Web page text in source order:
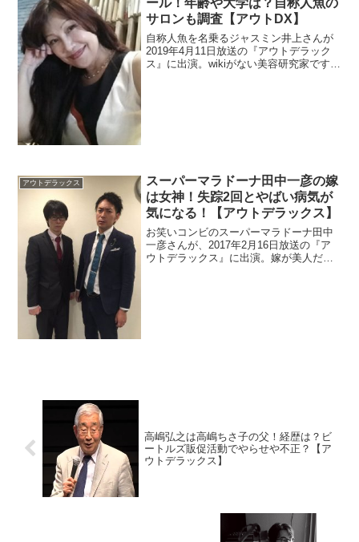
サロンも調査【アウトDX】
自称人魚を名乗るジャスミン井上さんが
2019年4月11日放送の『アウトデラック
ス』に出演。wikiがない美容研究家ですが
アウトデラックス
スーパーマラドーナ田中一彦の嫁
は女神！失踪2回とやばい病気が
気になる！【アウトデラックス】
お笑いコンビのスーパーマラドーナ田中
一彦さんが、2017年2月16日放送の『ア
ウトデラックス』に出演。嫁が美人だそ
高嶋弘之は高嶋ちさ子の父！経歴は？ビ
ートルズ販促活動でやらせや不正？【ア
ウトデラックス】